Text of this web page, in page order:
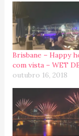
Brisbane – Happy
com vista – WET
outubro 16, 2018